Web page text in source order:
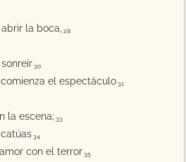
la boca, 28
30
el espectáculo 31
la escena; 33
34
con el terror 35